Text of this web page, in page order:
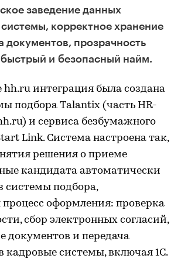
заведение данных
корректное хранение
документов, прозрачность
и безопасный найм.
интеграция была создана
подбора Talantix (часть HR-
и сервиса безбумажного
Link. Система настроена так,
решения о приеме
кандидата автоматически
системы подбора,
процесс оформления: проверка
сбор электронных согласий,
документов и передача
системы, включая 1С.